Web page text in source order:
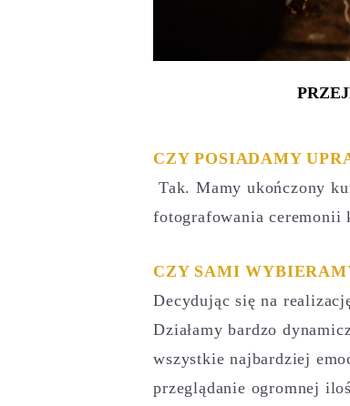
CZY POSIADAMY
Tak. Mamy ukończony
fotografowania ceremonii
CZY SAMI
Decydując się na
Działamy bardzo
wszystkie najbardziej
przeglądanie ogromnej